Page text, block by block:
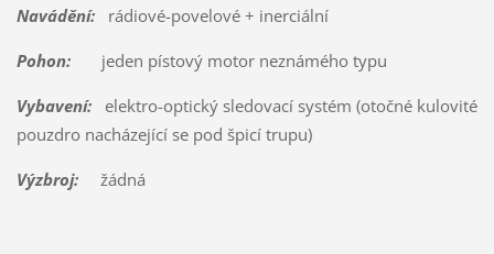
Navádění:rádiové-povelové + inerciální
Pohon:jeden pístový motor neznámého typu
Vybavení:elektro-optický sledovací systém (otočné kulovité
pouzdro nacházející se pod špicí trupu)
Výzbroj:žádná